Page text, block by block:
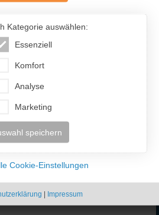
Izhevsk
Kategorie auswählen:
Essenziell
Komfort
Analyse
Marketing
speichern
Cookie-Einstellungen
| Impressum